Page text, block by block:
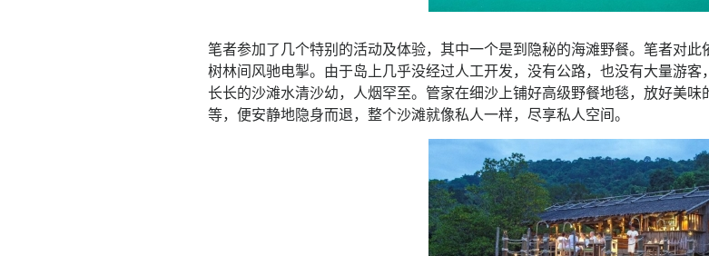
笔者参加了几个特别的活动及体验，其中一个是到隐秘的海滩野餐。笔者对
树林间风驰电掣。由于岛上几乎没经过人工开发，没有公路，也没有大量游客
长长的沙滩水清沙幼，人烟罕至。管家在细沙上铺好高级野餐地毯，放好美
等，便安静地隐身而退，整个沙滩就像私人一样，尽享私人空间。